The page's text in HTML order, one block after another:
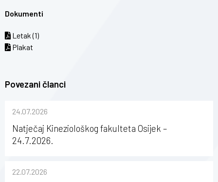
Dokumenti
Letak (1)
Plakat
Povezani članci
24.07.2026
Natječaj Kineziološkog fakulteta Osijek –
24.7.2026.
22.07.2026